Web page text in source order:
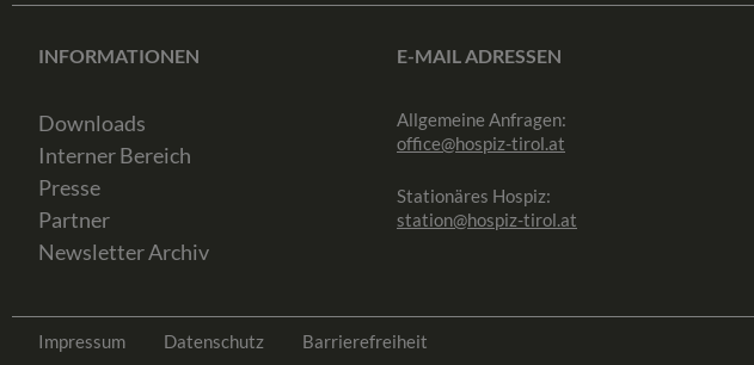
INFORMATIONEN
Downloads
Interner Bereich
Presse
Partner
Newsletter Archiv
E-MAIL ADRESSEN
Allgemeine Anfragen:
office@hospiz-tirol.at
Stationäres Hospiz:
station@hospiz-tirol.at
Impressum Datenschutz Barrierefreiheit